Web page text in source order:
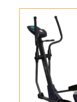
хорошему
на
подходит для
тренировки.
Длина шага 42
Максимальная
пользователя